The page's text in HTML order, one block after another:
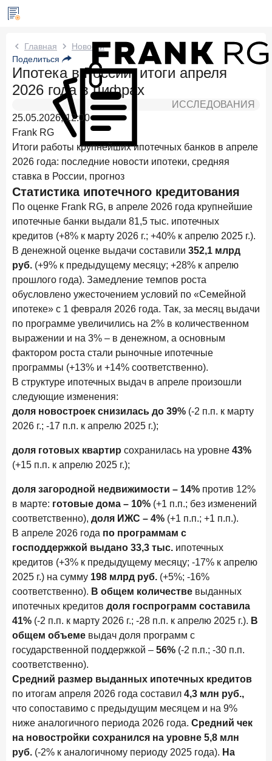
Новости Frank RG
Два дня назад ИССЛЕДОВАНИЕ
Клиентский путь компании МСБ при смене
руководителя в банке обслуживания
24 июля 2026 года
Ипотека в России: итоги июня 2026 года в цифрах
22 июля 2026 года ИССЛЕДОВАНИЕ
Выгодные тарифы на брокерское обслуживание —
существенный фактор выбора брокера
15 июля 2026 года
Клиенты чаще всего узнают о сберегательных
продуктах из рекламы в интернете и на ТВ
9 июля 2026 года
С ростом благосостояния клиентов-сберегателей
увеличивается и склонность к диверсификации
7 июля 2026 года
По итогам июня 2026 года объем выдач кредитов
составил 1 166,4 млрд руб.
3 июля 2026 года
«Скорость измеряется секундами». Новые стандарты
банковского контакт-центра
Ипотека в России: итоги мая 2026 года в цифрах
«Честность — индустриальный стандарт»: как банки
завоевывают лояльность private-клиентов
8 июня 2026 года ИССЛЕДОВАНИЕ
По итогам мая 2026 года объем выдач кредитов
составил 993,8 млрд руб.
Рассылка Frank RG
Итоги недели, наша трактовка основных событий
на банковском рынке
ПОДПИСАТЬСЯ
Я согласен с условиямиобработки данных
4 июня 2026 года ИССЛЕДОВАНИЕ
Синергия интеллектов: будущее контакт-центров в
партнерстве человека и технологий
Главная
Новости
Поделиться
Ипотека в России: итоги апреля
2026 года в цифрах
ИССЛЕДОВАНИЯ
25.05.2026, 12:00
Frank RG
Итоги работы крупнейших ипотечных банков в апреле
2026 года: последние новости ипотеки, средняя
ставка в России, прогноз
Статистика ипотечного кредитования
По оценке Frank RG, в апреле 2026 года крупнейшие
ипотечные банки выдали 81,5 тыс. ипотечных
кредитов (+8% к марту 2026 г.; +40% к апрелю 2025 г.).
В денежной оценке выдачи составили 352,1 млрд
руб. (+9% к предыдущему месяцу; +28% к апрелю
прошлого года). Замедление темпов роста
обусловлено ужесточением условий по «Семейной
ипотеке» с 1 февраля 2026 года. Так, за месяц выдачи
по программе увеличились на 2% в количественном
выражении и на 3% – в денежном, а основным
фактором роста стали рыночные ипотечные
программы (+13% и +14% соответственно).
В структуре ипотечных выдач в апреле произошли
следующие изменения:
доля новостроек снизилась до 39% (-2 п.п. к марту
2026 г.; -17 п.п. к апрелю 2025 г.);
доля готовых квартир сохранилась на уровне 43%
(+15 п.п. к апрелю 2025 г.);
доля загородной недвижимости – 14% против 12%
в марте: готовые дома – 10% (+1 п.п.; без изменений
соответственно), доля ИЖС – 4% (+1 п.п.; +1 п.п.).
В апреле 2026 года по программам с
господдержкой выдано 33,3 тыс. ипотечных
кредитов (+3% к предыдущему месяцу; -17% к апрелю
2025 г.) на сумму 198 млрд руб. (+5%; -16%
соответственно). В общем количестве выданных
ипотечных кредитов доля госпрограмм составила
41% (-2 п.п. к марту 2026 г.; -28 п.п. к апрелю 2025 г.). В
общем объеме выдач доля программ с
государственной поддержкой – 56% (-2 п.п.; -30 п.п.
соответственно).
Средний размер выданных ипотечных кредитов
по итогам апреля 2026 года составил 4,3 млн руб.,
что сопоставимо с предыдущим месяцем и на 9%
ниже аналогичного периода 2026 года. Средний чек
на новостройки сохранился на уровне 5,8 млн
руб. (-2% к аналогичному периоду 2025 года). На